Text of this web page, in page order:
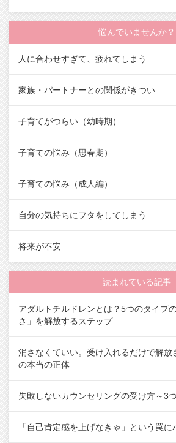
悩んでいませんか？
人に合わせすぎて、疲れてしまう
家族・パートナーとの関係がきつい
子育てがつらい（幼時期）
子育ての悩み（思春期）
子育ての悩み（成人編）
自分の気持ちにフタをしてしまう
将来が不安
読まれている記事
アダルトチルドレンとは？5つのタイプ
さ」を解放するステップ
消さなくていい。受け入れるだけで解放
の本当の正体
失敗しないカウンセリングの受け方～3
「自己肯定感を上げなきゃ」という罠に